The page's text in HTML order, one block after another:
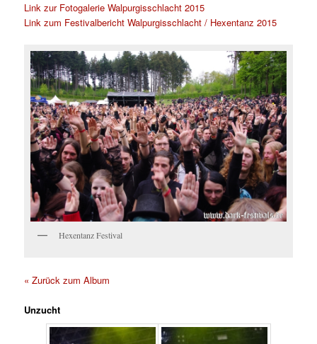
Link zur Fotogalerie Walpurgisschlacht 2015
Link zum Festivalbericht Walpurgisschlacht / Hexentanz 2015
Hexentanz Festival
« Zurück zum Album
Unzucht